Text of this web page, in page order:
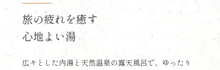
旅の疲れを癒す
心地よい湯
広々とした内湯と天然温泉の露天風呂で、ゆったり